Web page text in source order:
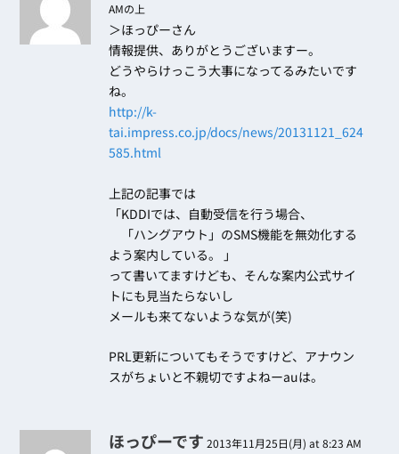
AMの上
＞ほっぴーさん
情報提供、ありがとうございますー。
どうやらけっこう大事になってるみたいです
ね。
http://k-
tai.impress.co.jp/docs/news/20131121_624
585.html
上記の記事では
「KDDIでは、自動受信を行う場合、
「ハングアウト」のSMS機能を無効化する
よう案内している。 」
って書いてますけども、そんな案内公式サイ
トにも見当たらないし
メールも来てないような気が(笑)
PRL更新についてもそうですけど、アナウン
スがちょいと不親切ですよねーauは。
ほっぴーです 2013年11月25日(月) at 8:23 AM